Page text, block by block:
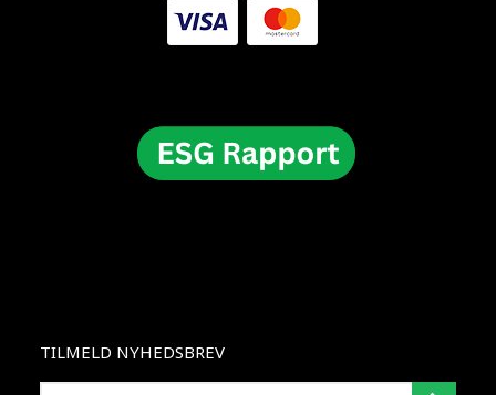
TILMELD NYHEDSBREV